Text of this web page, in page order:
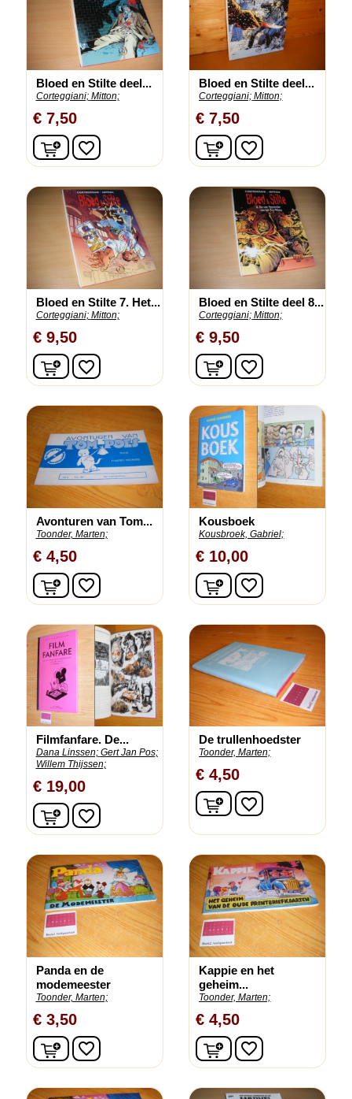
Bloed en Stilte deel...
Corteggiani; Mitton;
€ 7,50
In winkelwagen
favorite_border
Bloed en Stilte deel...
Corteggiani; Mitton;
€ 7,50
In winkelwagen
favorite_border
Bloed en Stilte 7. Het...
Corteggiani; Mitton;
€ 9,50
In winkelwagen
favorite_border
Bloed en Stilte deel 8...
Corteggiani; Mitton;
€ 9,50
In winkelwagen
favorite_border
Avonturen van Tom...
Toonder, Marten;
€ 4,50
In winkelwagen
favorite_border
Kousboek
Kousbroek, Gabriel;
€ 10,00
In winkelwagen
favorite_border
Filmfanfare. De...
Dana Linssen; Gert Jan Pos;
Willem Thijssen;
€ 19,00
In winkelwagen
favorite_border
De trullenhoedster
Toonder, Marten;
€ 4,50
In winkelwagen
favorite_border
Panda en de
modemeester
Toonder, Marten;
€ 3,50
In winkelwagen
favorite_border
Kappie en het
geheim...
Toonder, Marten;
€ 4,50
In winkelwagen
favorite_border